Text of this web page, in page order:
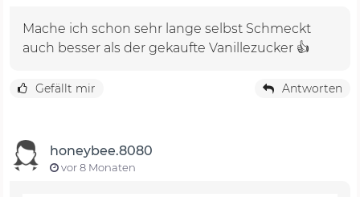
Mache ich schon sehr lange selbst Schmeckt
auch besser als der gekaufte Vanillezucker 👍
Gefällt mir Antworten
honeybee.8080
vor 8 Monaten